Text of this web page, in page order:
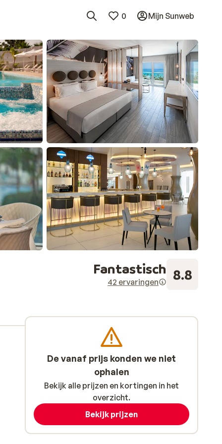
0 Mijn Sunweb
Fantastisch
42 ervaringen 8.8
De vanaf prijs konden we niet
ophalen
Bekijk alle prijzen en kortingen in het
overzicht.
Bekijk prijzen